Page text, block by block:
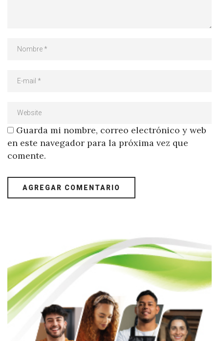
Guarda mi nombre, correo electrónico y web
en este navegador para la próxima vez que
comente.